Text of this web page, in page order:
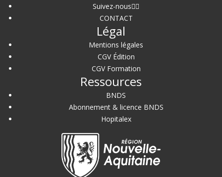
Suivez-nous
CONTACT
Légal
Mentions légales
CGV Édition
CGV Formation
Ressources
BNDS
Abonnement & licence BNDS
Hopitalex